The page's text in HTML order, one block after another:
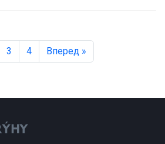
3 4 Вперед »